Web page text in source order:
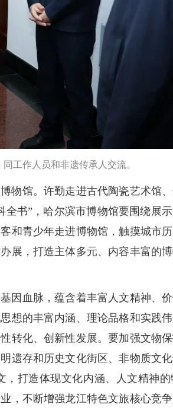
工作人员和非遗传承人交流。
物馆。许勤走进古代陶瓷艺术馆
书”，哈尔滨市博物馆要围绕展
和青少年走进博物馆，触摸城市
展，打造主体多元、内容丰富的
因血脉，蕴含着丰富人文精神、
的丰富内涵、理论品格和实践伟
转化、创新性发展。要加强文物
遗存和历史文化街区、非物质文
打造体现文化内涵、人文精神
，不断增强龙江特色文旅核心竞